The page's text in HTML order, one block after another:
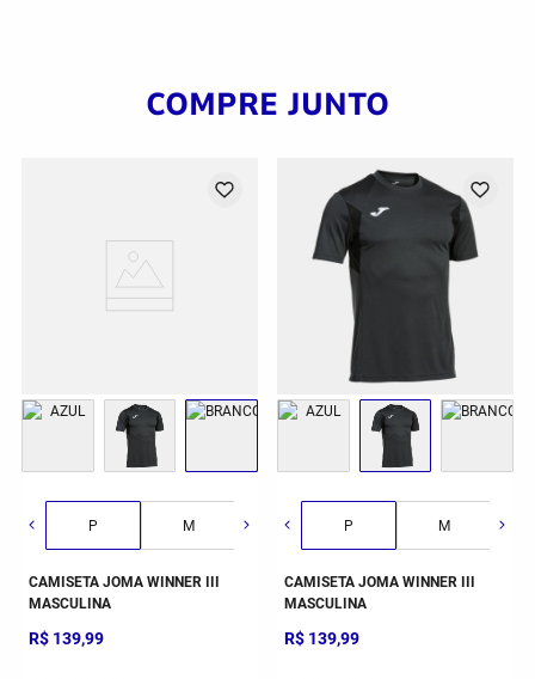
COMPRE JUNTO
G GG 2GG/3G
P M G
CAMISETA JOMA WINNER III
MASCULINA
R$ 139,99
P M
CAMISETA JOMA WINNER III
MASCULINA
R$ 139,99